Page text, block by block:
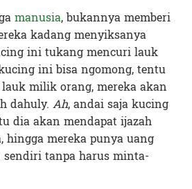
manusia, bukannya memberi
kadang menyiksanya
ini tukang mencuri lauk
ini bisa ngomong, tentu
milik orang, mereka akan
dahuly. Ah, andai saja kucing
dia akan mendapat ijazah
mereka punya uang
tanpa harus minta-